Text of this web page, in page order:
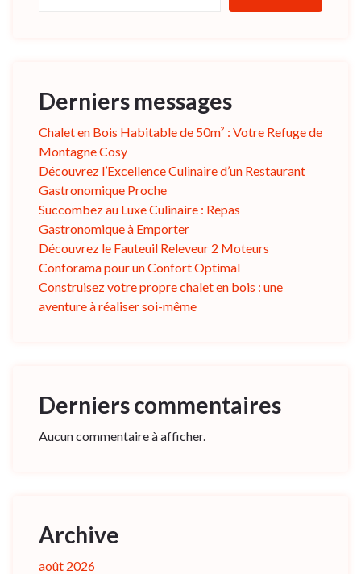
Derniers messages
Chalet en Bois Habitable de 50m² : Votre Refuge de
Montagne Cosy
Découvrez l’Excellence Culinaire d’un Restaurant
Gastronomique Proche
Succombez au Luxe Culinaire : Repas
Gastronomique à Emporter
Découvrez le Fauteuil Releveur 2 Moteurs
Conforama pour un Confort Optimal
Construisez votre propre chalet en bois : une
aventure à réaliser soi-même
Derniers commentaires
Aucun commentaire à afficher.
Archive
août 2026